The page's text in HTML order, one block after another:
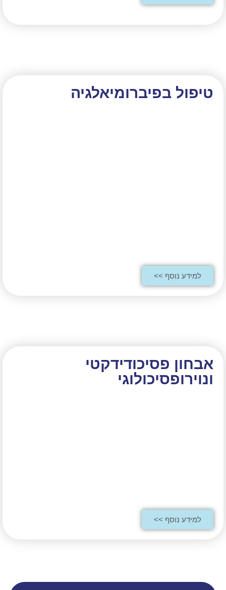
טיפול בפיברומיאלגיה
למידע נוסף >>
אבחון פסיכודידקטי
ונוירופסיכולוגי
למידע נוסף >>